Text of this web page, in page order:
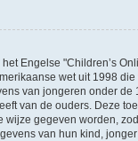
Engelse "Children’s
wet uit 1998
van jongeren onder de
van de ouders. Deze
wijze gegeven worden,
van hun kind,